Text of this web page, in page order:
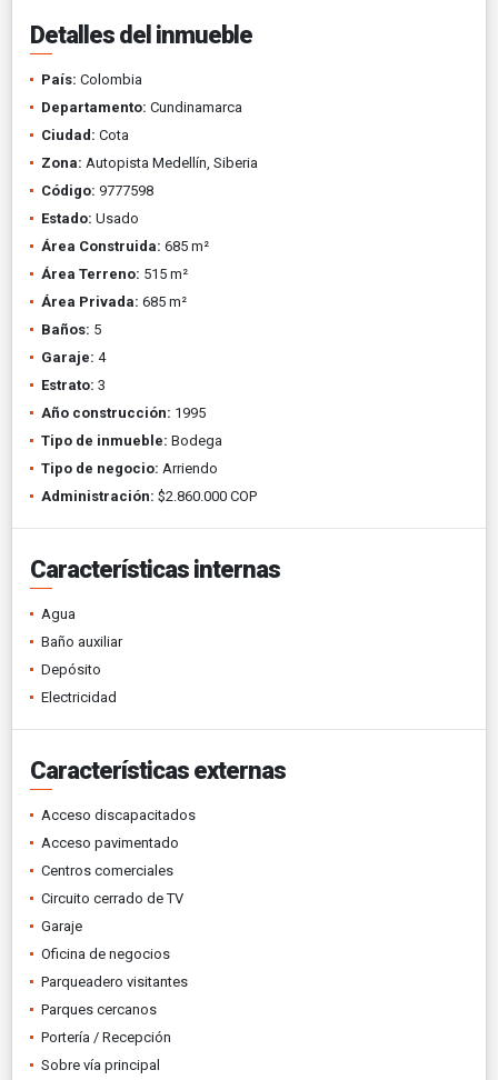
Detalles del inmueble
País: Colombia
Departamento: Cundinamarca
Ciudad: Cota
Zona: Autopista Medellín, Siberia
Código: 9777598
Estado: Usado
Área Construida: 685 m²
Área Terreno: 515 m²
Área Privada: 685 m²
Baños: 5
Garaje: 4
Estrato: 3
Año construcción: 1995
Tipo de inmueble: Bodega
Tipo de negocio: Arriendo
Administración: $2.860.000 COP
Características internas
Agua
Baño auxiliar
Depósito
Electricidad
Características externas
Acceso discapacitados
Acceso pavimentado
Centros comerciales
Circuito cerrado de TV
Garaje
Oficina de negocios
Parqueadero visitantes
Parques cercanos
Portería / Recepción
Sobre vía principal